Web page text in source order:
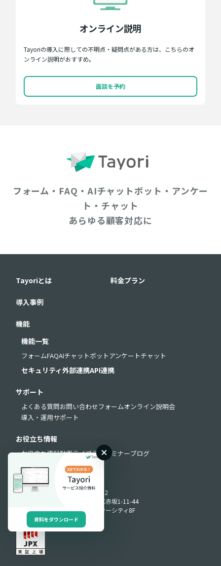
オンライン説明
Tayoriの導入に際しての不明点・疑問点がある方は、こちらのオ
ンライン説明がおすすめ。
面談を予約
フォーム・FAQ・AIチャットボット・アンケー
ト・チャット
あらゆる顧客対応に
Tayoriとは 料金プラン
導入事例
機能
機能一覧
フォームFAQAIチャットボットアンケートチャット
セキュリティ外部連携API連携
サポート
よくある質問お問い合わせフォームオンライン説明会
導入・運用サポート
お役立ち情報
お役立ち資料動画ライブラリセミナーブログ
Produced by
〒107-0052
東京都港区赤坂1-11-44
赤坂インターシティ8F
資料をダウンロード